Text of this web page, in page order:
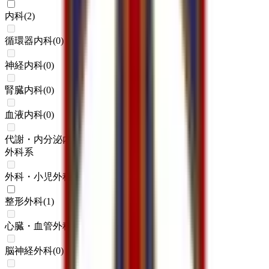
内科(2)
循環器内科(0)
神経内科(0)
腎臓内科(0)
血液内科(0)
代謝・内分泌内科
外科系
外科・小児外科
整形外科(1)
心臓・血管外科
脳神経外科(0)